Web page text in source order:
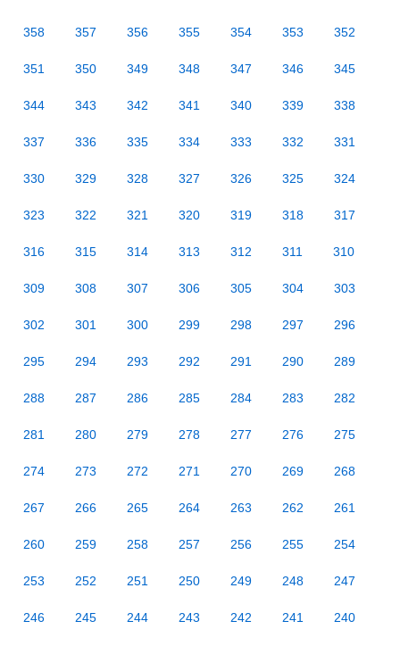
358 357 356 355 354 353 352
351 350 349 348 347 346 345
344 343 342 341 340 339 338
337 336 335 334 333 332 331
330 329 328 327 326 325 324
323 322 321 320 319 318 317
316 315 314 313 312 311 310
309 308 307 306 305 304 303
302 301 300 299 298 297 296
295 294 293 292 291 290 289
288 287 286 285 284 283 282
281 280 279 278 277 276 275
274 273 272 271 270 269 268
267 266 265 264 263 262 261
260 259 258 257 256 255 254
253 252 251 250 249 248 247
246 245 244 243 242 241 240